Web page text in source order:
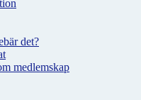
det?
medlemskap